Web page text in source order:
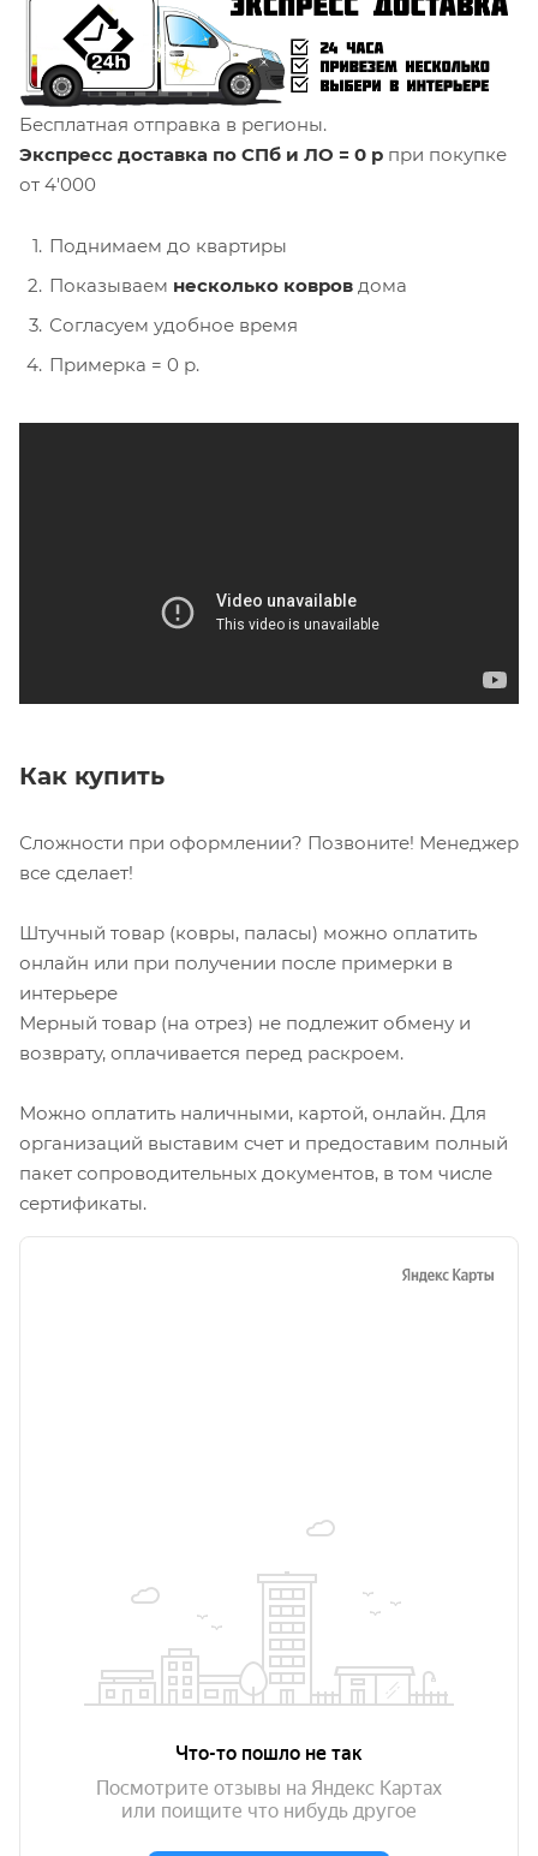
Бесплатная отправка в регионы.
Экспресс доставка по СПб и ЛО = 0 р при покупке
от 4'000
Поднимаем до квартиры
Показываем несколько ковров дома
Согласуем удобное время
Примерка = 0 р.
Как купить
Сложности при оформлении? Позвоните! Менеджер
все сделает!
Штучный товар (ковры, паласы) можно оплатить
онлайн или при получении после примерки в
интерьере
Мерный товар (на отрез) не подлежит обмену и
возврату, оплачивается перед раскроем.
Можно оплатить наличными, картой, онлайн. Для
организаций выставим счет и предоставим полный
пакет сопроводительных документов, в том числе
сертификаты.